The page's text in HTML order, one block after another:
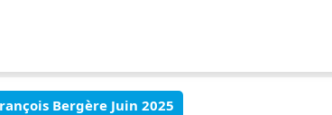
Bergère Juin 2025